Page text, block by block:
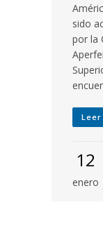
sido
por la
12
enero